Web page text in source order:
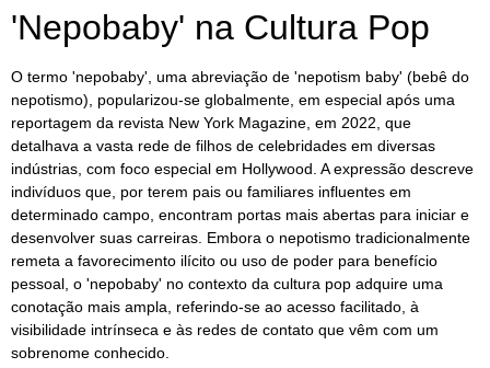
'Nepobaby' na Cultura Pop
O termo 'nepobaby', uma abreviação de 'nepotism baby' (bebê do
nepotismo), popularizou-se globalmente, em especial após uma
reportagem da revista New York Magazine, em 2022, que
detalhava a vasta rede de filhos de celebridades em diversas
indústrias, com foco especial em Hollywood. A expressão descreve
indivíduos que, por terem pais ou familiares influentes em
determinado campo, encontram portas mais abertas para iniciar e
desenvolver suas carreiras. Embora o nepotismo tradicionalmente
remeta a favorecimento ilícito ou uso de poder para benefício
pessoal, o 'nepobaby' no contexto da cultura pop adquire uma
conotação mais ampla, referindo-se ao acesso facilitado, à
visibilidade intrínseca e às redes de contato que vêm com um
sobrenome conhecido.